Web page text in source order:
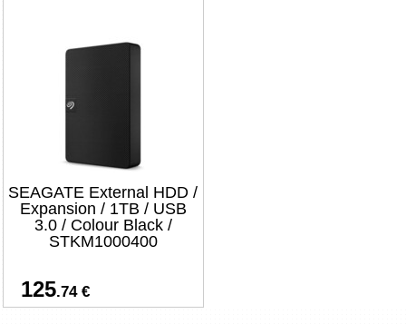
SEAGATE External HDD /
Expansion / 1TB / USB
3.0 / Colour Black /
STKM1000400
125.74 €